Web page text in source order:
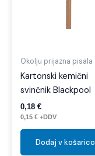
Okolju prijazna pisala
Kartonski kemični
svinčnik Blackpool
0,18 €
0,15 € +DDV
Dodaj v košarico